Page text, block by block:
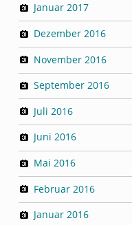
Januar 2017
Dezember 2016
November 2016
September 2016
Juli 2016
Juni 2016
Mai 2016
Februar 2016
Januar 2016